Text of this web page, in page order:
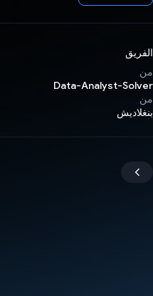
الفريق
من
Data-Analyst-Solver
من
بنغلاديش